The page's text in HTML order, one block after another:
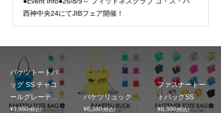
西神中央24にてJIBフェア開催！
バケツトートバ
ッグ SS チャコ
ールグレーテ...
¥3,960(税込)
バケツリュック
¥6,380(税込)
ファスナートー
トバッグSS
¥8,360(税込)